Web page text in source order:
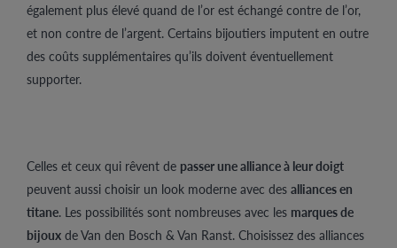
également plus élevé quand de l’or est échangé contre de l’or,
et non contre de l’argent. Certains bijoutiers imputent en outre
des coûts supplémentaires qu’ils doivent éventuellement
supporter.
Celles et ceux qui rêvent de passer une alliance à leur doigt
peuvent aussi choisir un look moderne avec des alliances en
titane. Les possibilités sont nombreuses avec les marques de
bijoux de Van den Bosch & Van Ranst. Choisissez des alliances